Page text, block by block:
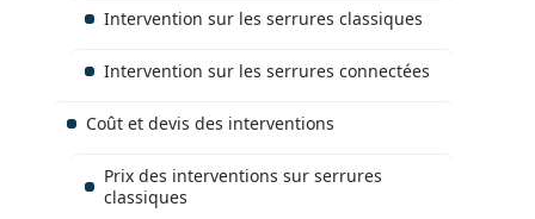
Intervention sur les serrures classiques
Intervention sur les serrures connectées
Coût et devis des interventions
Prix des interventions sur serrures
classiques